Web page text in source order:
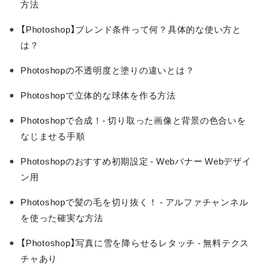
方法
【Photoshop】ブレンド条件って何？具体的な使い方と
は？
Photoshopの不透明度と塗りの違いとは？
Photoshopで立体的な球体を作る方法
Photoshopで合成！- 切り取った画像と背景の色合いを
なじませる手順
Photoshopのおすすめ初期設定 - Webバナー Webデザイ
ン用
Photoshopで髪の毛を切り抜く！ - アルファチャンネル
を使った確実な方法
【Photoshop】写真に雪を降らせるレタッチ - 無料テクス
チャあり